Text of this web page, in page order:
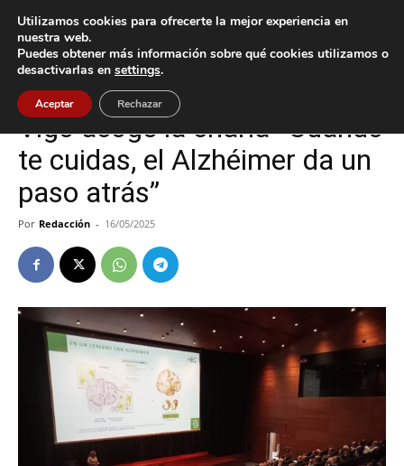
Inicio Cultura / Ocio
Cultura / Ocio Vigo
Vigo acoge la charla “Cuando
te cuidas, el Alzhéimer da un
paso atrás”
Por Redacción - 16/05/2025
Utilizamos cookies para ofrecerte la mejor experiencia en
nuestra web.
Puedes obtener más información sobre qué cookies utilizamos o
desactivarlas en settings.
Aceptar Rechazar